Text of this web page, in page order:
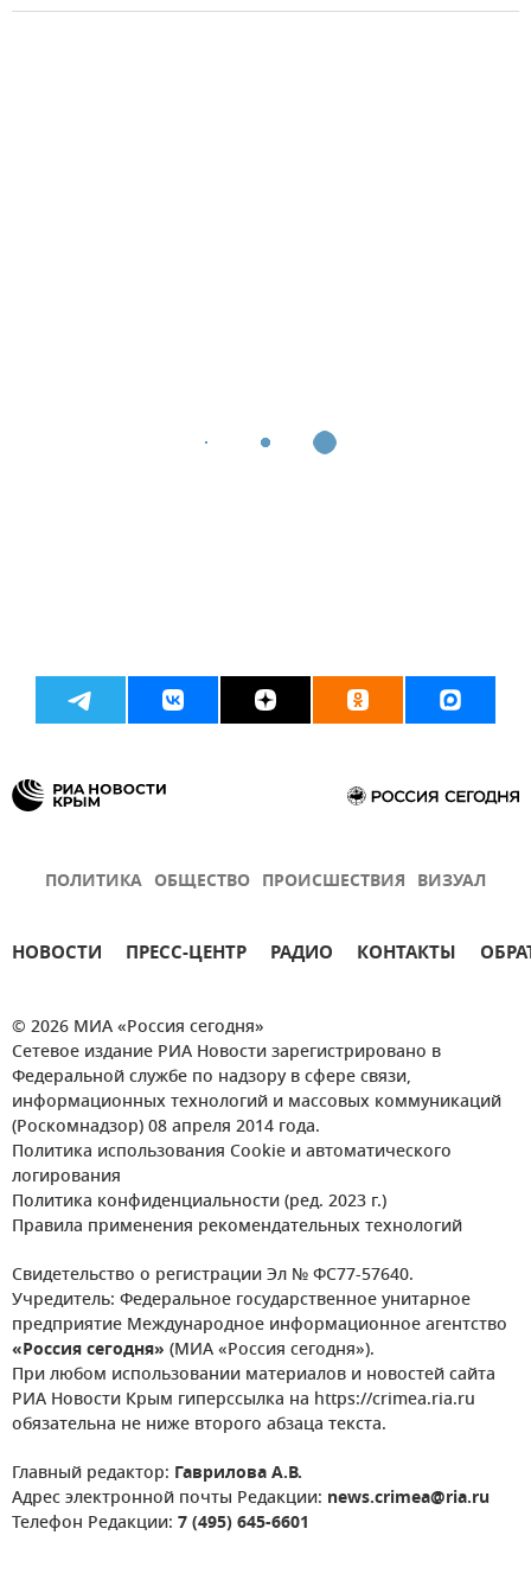
ПОЛИТИКА ОБЩЕСТВО ПРОИСШЕСТВИЯ ВИЗУАЛ
НОВОСТИ ПРЕСС-ЦЕНТР РАДИО КОНТАКТЫ
© 2026 МИА «Россия сегодня»
Сетевое издание РИА Новости зарегистрировано в
Федеральной службе по надзору в сфере связи,
информационных технологий и массовых коммуникаций
(Роскомнадзор) 08 апреля 2014 года.
Политика использования Cookie и автоматического
логирования
Политика конфиденциальности (ред. 2023 г.)
Правила применения рекомендательных технологий
Свидетельство о регистрации Эл № ФС77-57640.
Учредитель: Федеральное государственное унитарное
предприятие Международное информационное агентство
«Россия сегодня» (МИА «Россия сегодня»).
При любом использовании материалов и новостей сайта
РИА Новости Крым гиперссылка на https://crimea.ria.ru
обязательна не ниже второго абзаца текста.
Главный редактор: Гаврилова А.В.
Адрес электронной почты Редакции: news.crimea@ria.ru
Телефон Редакции: 7 (495) 645-6601